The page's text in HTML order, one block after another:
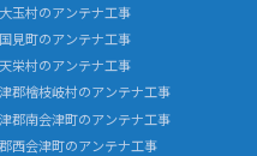
玉村のアンテナ工事
見町のアンテナ工事
栄村のアンテナ工事
郡檜枝岐村のアンテナ工事
郡南会津町のアンテナ工事
西会津町のアンテナ工事